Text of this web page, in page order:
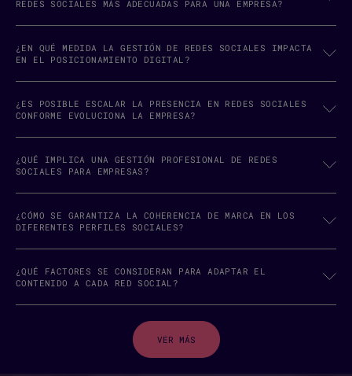
REDES SOCIALES MÁS ADECUADAS PARA UNA EMPRESA?
¿EN QUÉ MEDIDA LA GESTIÓN DE REDES SOCIALES IMPACTA
EN EL POSICIONAMIENTO DIGITAL?
¿ES POSIBLE ESCALAR LA PRESENCIA EN REDES SOCIALES
CONFORME EVOLUCIONA LA EMPRESA?
¿QUÉ IMPLICA UNA GESTIÓN PROFESIONAL DE REDES
SOCIALES PARA EMPRESAS?
¿CÓMO SE GARANTIZA LA COHERENCIA DE MARCA EN LOS
DIFERENTES PERFILES SOCIALES?
¿QUÉ FACTORES SE CONSIDERAN PARA ADAPTAR EL
CONTENIDO A CADA RED SOCIAL?
VER MÁS